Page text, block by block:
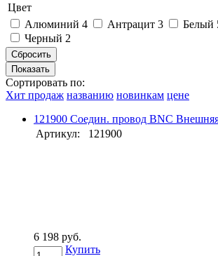
Цвет
Алюминий 4 Антрацит 3 Белый
Черный 2
Сортировать по:
Хит продаж названию новинкам цене
121900 Соедин. провод BNC
Артикул:
121900
6 198 руб.
Купить